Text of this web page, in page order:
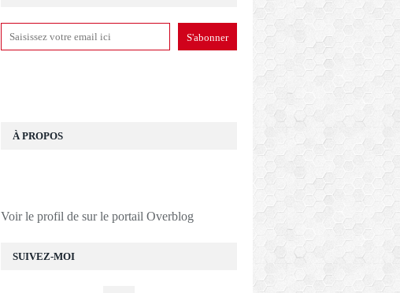
SUIVEZ-MOI
À PROPOS
Voir le profil de sur le portail Overblog